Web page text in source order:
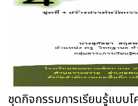
ชุดกิจกรรมการเรียนรู้แบบ